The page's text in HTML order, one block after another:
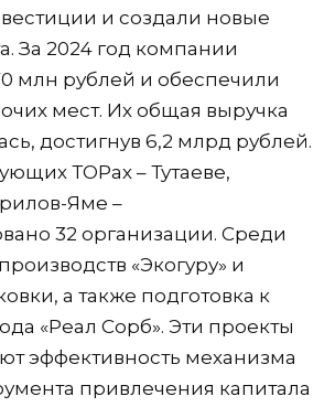
и создали новые
За 2024 год компании
млн рублей и обеспечили
мест. Их общая выручка
достигнув 6,2 млрд рублей.
ТОРах – Тутаеве,
Яме –
32 организации. Среди
«Экогуру» и
а также подготовка к
«Реал Сорб». Эти проекты
эффективность механизма
привлечения капитала